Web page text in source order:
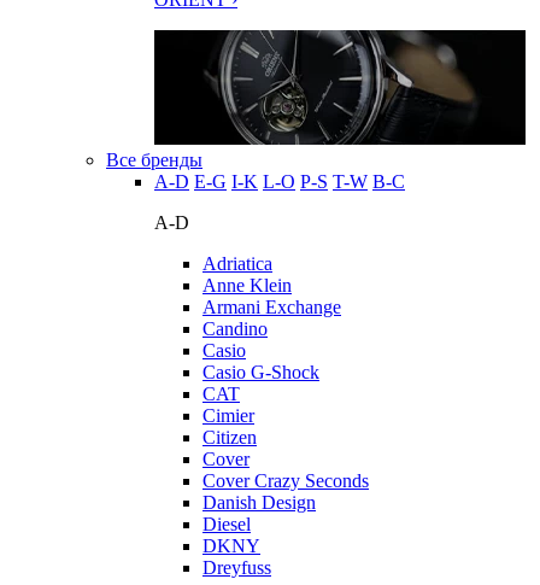
Все бренды
A-D E-G I-K L-O P-S T-W В-С
A-D
Adriatica
Anne Klein
Armani Exchange
Candino
Casio
Casio G-Shock
CAT
Cimier
Citizen
Cover
Cover Crazy Seconds
Danish Design
Diesel
DKNY
Dreyfuss